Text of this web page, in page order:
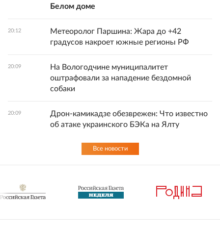
Белом доме
20:12
Метеоролог Паршина: Жара до +42
градусов накроет южные регионы РФ
20:09
На Вологодчине муниципалитет
оштрафовали за нападение бездомной
собаки
20:09
Дрон-камикадзе обезврежен: Что известно
об атаке украинского БЭКа на Ялту
Все новости